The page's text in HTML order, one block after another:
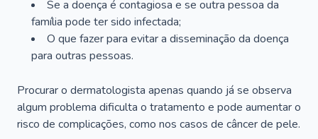
Se a doença é contagiosa e se outra pessoa da
família pode ter sido infectada;
O que fazer para evitar a disseminação da doença
para outras pessoas.
Procurar o dermatologista apenas quando já se observa
algum problema dificulta o tratamento e pode aumentar o
risco de complicações, como nos casos de câncer de pele.